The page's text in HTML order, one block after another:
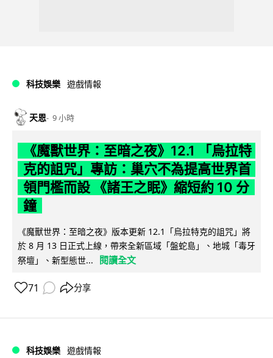
科技娛樂 遊戲情報
天恩 9 小時
《魔獸世界：至暗之夜》12.1 「烏拉特
克的詛咒」專訪：巢穴不為提高世界首
領門檻而設 《諸王之眠》縮短約 10 分
鐘
《魔獸世界：至暗之夜》版本更新 12.1「烏拉特克的詛咒」將
於 8 月 13 日正式上線，帶來全新區域「盤蛇島」、地城「毒牙
祭壇」、新型態世...
閱讀全文
71 分享
科技娛樂 遊戲情報